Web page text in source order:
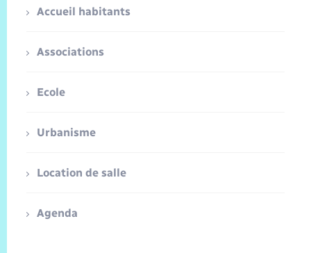
Accueil habitants
Associations
Ecole
Urbanisme
Location de salle
Agenda